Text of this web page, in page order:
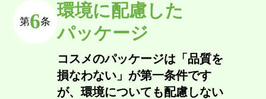
第6条
環境に配慮した
パッケージ
コスメのパッケージは「品質を
損なわない」が第一条件です
が、環境についても配慮しない